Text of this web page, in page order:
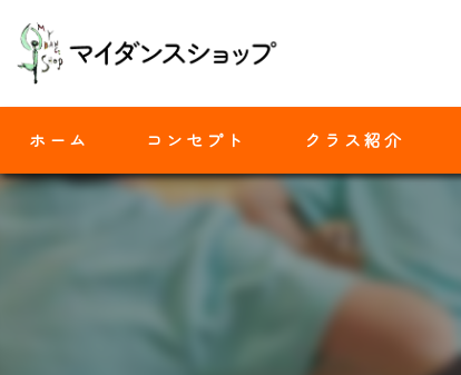
ホーム コンセプト クラス紹介
モダンバレエ
ヒップホップ
ジャズダンス